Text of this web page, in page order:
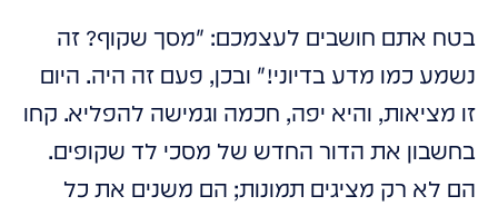
בטח אתם חושבים לעצמכם: "מסך שקוף? זה
נשמע כמו מדע בדיוני!" ובכן, פעם זה היה. היום
זו מציאות, והיא יפה, חכמה וגמישה להפליא. קחו
בחשבון את הדור החדש של מסכי לד שקופים.
הם לא רק מציגים תמונות; הם משנים את כל